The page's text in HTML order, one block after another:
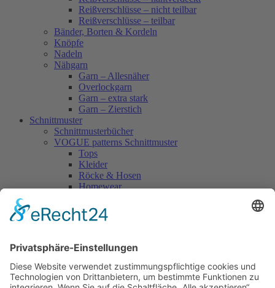
Reißverschlüsse – nicht teilbar
Reißverschlüsse – teilbar
Bänder, Borten & Kordeln
Knöpfe
Nadeln
Nähgarn
Garn – Allesnäher
Overlockgarn
Garn – extra stark
Garn – Zierstich
Schnittmuster
Schnittmusterbücher
VOGUE patterns Schnittmuster
Tops
Kleider
Röcke & Hosen
Homewear
Vogue Vintage
Herren
Accessoires
Einzelschnittmuster Burda
Tops
Kleider